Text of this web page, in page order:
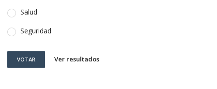
Salud
Seguridad
VOTAR Ver resultados